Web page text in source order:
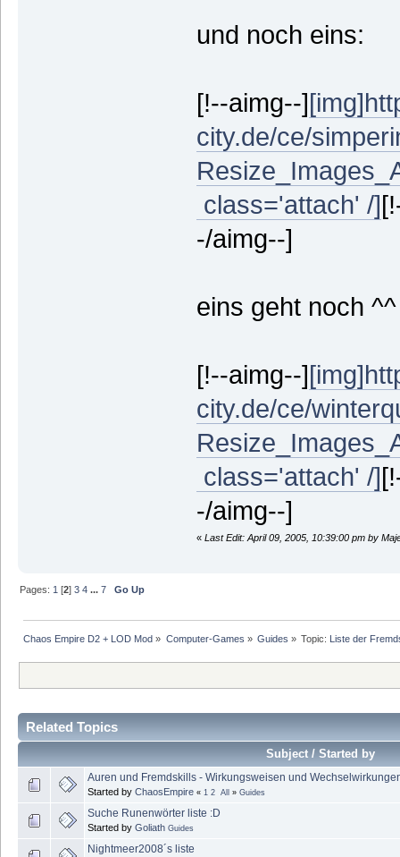
und noch eins:
[!--aimg--]
city.de/ce/
class='attach' /]
-/aimg--]
eins geht noch ^^
[!--aimg--]
city.de/ce/
class='attach' /]
-/aimg--]
« Last Edit: April 09, 2005, 10:39:00 pm by
Pages: 1 [2]3 4 ...7 Go Up
Chaos Empire D2 + LOD Mod » Computer-Games » Guides » Topic: Liste der
Related Topics
Subject / Started by
Auren und Fremdskills - Wirkungsweisen und
Started by ChaosEmpire « 1 2 All » Guides
Suche Runenwörter liste :D
Started by Goliath Guides
Nightmeer2008´s liste